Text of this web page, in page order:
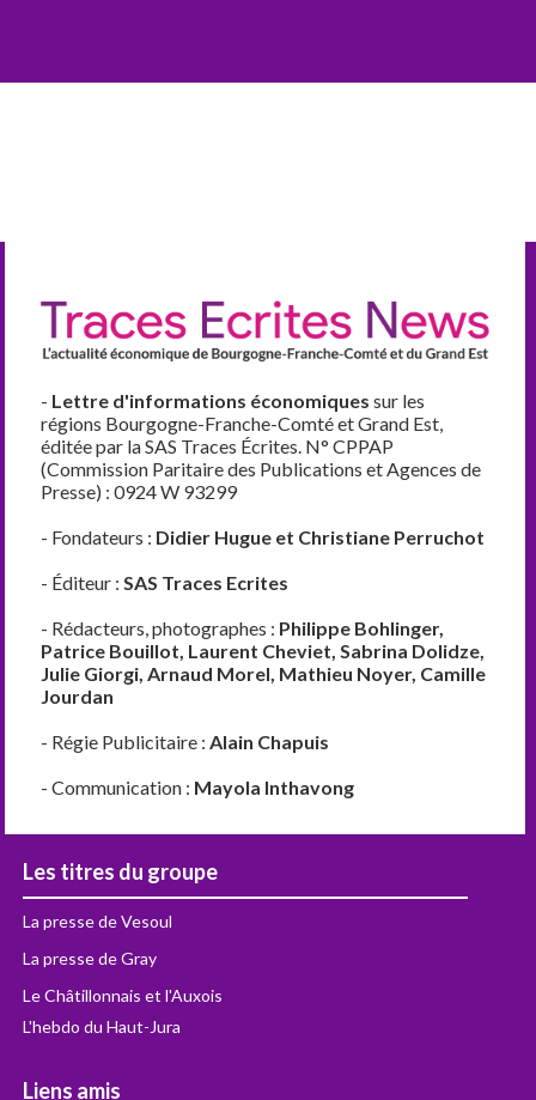
- Lettre d'informations économiques sur les
régions Bourgogne-Franche-Comté et Grand Est,
éditée par la SAS Traces Écrites. N° CPPAP
(Commission Paritaire des Publications et Agences de
Presse) : 0924 W 93299
- Fondateurs : Didier Hugue et Christiane Perruchot
- Éditeur :SAS Traces Ecrites
- Rédacteurs, photographes : Philippe Bohlinger,
Patrice Bouillot, Laurent Cheviet, Sabrina Dolidze,
Julie Giorgi, Arnaud Morel, Mathieu Noyer, Camille
Jourdan
- Régie Publicitaire :Alain Chapuis
- Communication : Mayola Inthavong
Les titres du groupe
La presse de Vesoul
La presse de Gray
Le Châtillonnais et l'Auxois
L'hebdo du Haut-Jura
Liens amis